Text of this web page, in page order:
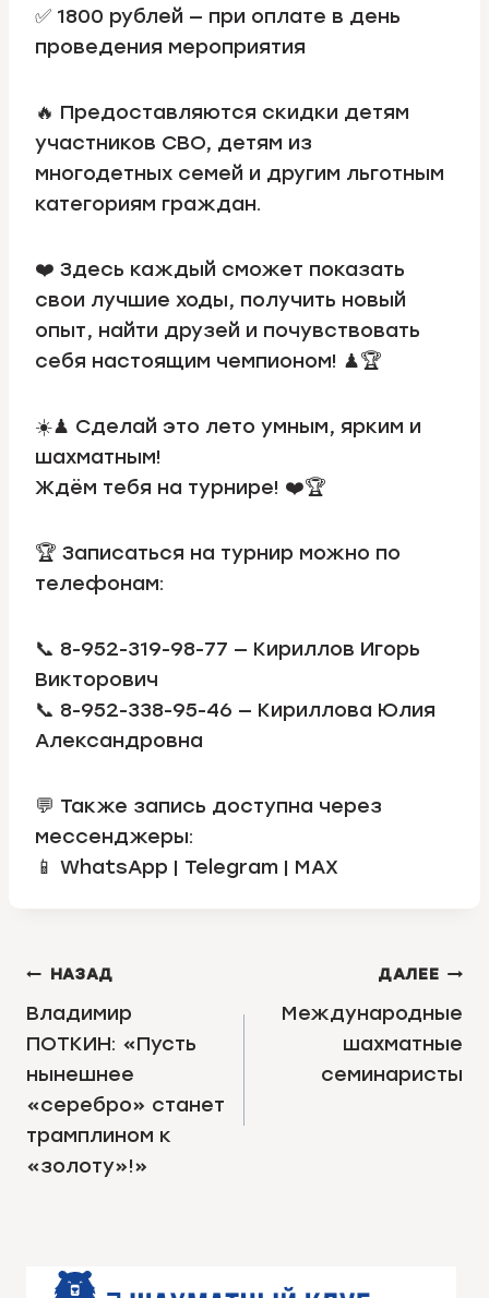
✅ 1800 рублей — при оплате в день
проведения мероприятия
🔥 Предоставляются скидки детям
участников СВО, детям из
многодетных семей и другим льготным
категориям граждан.
❤️ Здесь каждый сможет показать
свои лучшие ходы, получить новый
опыт, найти друзей и почувствовать
себя настоящим чемпионом! ♟🏆
☀️♟ Сделай это лето умным, ярким и
шахматным!
Ждём тебя на турнире! ❤️🏆
🏆 Записаться на турнир можно по
телефонам:
📞 8-952-319-98-77 — Кириллов Игорь
Викторович
📞 8-952-338-95-46 — Кириллова Юлия
Александровна
💬 Также запись доступна через
мессенджеры:
📱 WhatsApp | Telegram | MAX
НАВИГАЦИЯ
ПО
ЗАПИСЯМ
НАЗАД
Владимир
ПОТКИН: «Пусть
нынешнее
«серебро» станет
трамплином к
«золоту»!»
ДАЛЕЕ
Международные
шахматные
семинаристы